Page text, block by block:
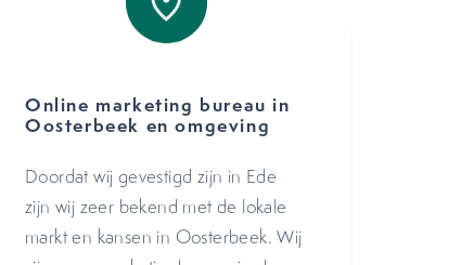
Online marketing bureau in
Oosterbeek en omgeving
Doordat wij gevestigd zijn in Ede
zijn wij zeer bekend met de lokale
markt en kansen in Oosterbeek. Wij